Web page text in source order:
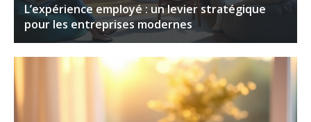
L’expérience employé : un levier stratégique
pour les entreprises modernes